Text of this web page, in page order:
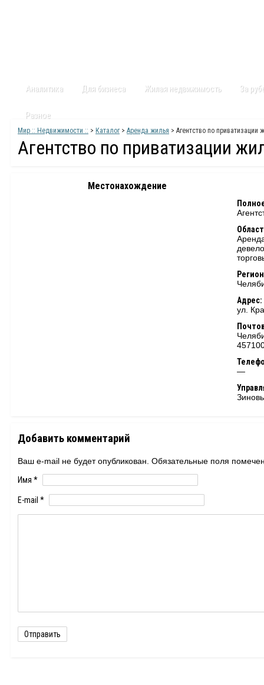
Аналитика Для бизнеса Жилая недвижимость За
Разное
Мир :: Недвижимости :: > Каталог> Аренда жилья > Агентство по приватизации
Агентство по приватизации
Местонахождение
Адрес:
ул.
—
Добавить комментарий
Ваш e-mail не будет опубликован. Обязательные поля
Имя *
E-mail *